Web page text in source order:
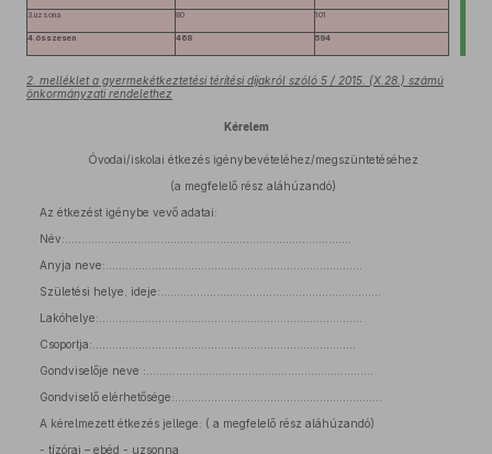
3.uzsona 80 101
4.összesen 468 594
2. melléklet a gyermekétkeztetési térítési díjakról szóló 5 / 2015. (X.28.) számú
önkormányzati rendelethez
Kérelem
Óvodai/iskolai étkezés igénybevételéhez/megszüntetéséhez
(a megfelelő rész aláhúzandó)
Az étkezést igénybe vevő adatai:
Név:……………………………………………………………………………
Anyja neve:……………………………………………………………………
Születési helye, ideje:………………………………………………………….
Lakóhelye:……………………………………………………………………..
Csoportja:……………………………………………………………………..
Gondviselője neve :……………………………………………………………
Gondviselő elérhetősége:……………………………………………………...
A kérelmezett étkezés jellege: ( a megfelelő rész aláhúzandó)
- tízórai – ebéd - uzsonna